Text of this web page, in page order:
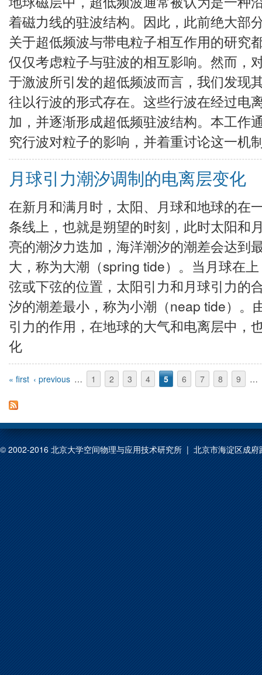
着磁力线的驻波结构。因此，此前绝大部
关于超低频波与带电粒子相互作用的研究
仅仅考虑粒子与驻波的相互影响。然而，
于激波所引发的超低频波而言，我们发现
往以行波的形式存在。这些行波在经过电
加，并逐渐形成超低频驻波结构。本工作
究行波对粒子的影响，并着重讨论这一机
月球引力潮汐调制的电离层变化
在新月和满月时，太阳、月球和地球的在
条线上，也就是朔望的时刻，此时太阳和
亮的潮汐力迭加，海洋潮汐的潮差会达到
大，称为大潮（spring tide）。当月球在上
弦或下弦的位置，太阳引力和月球引力的
汐的潮差最小，称为小潮（neap tide）。
引力的作用，在地球的大气和电离层中，
化
Pages
« first ‹ previous … 1 2 3 4 5 6 7 8 9 …
© 2002-2016 北京大学空间物理与应用技术研究所 | 北京市海淀区成